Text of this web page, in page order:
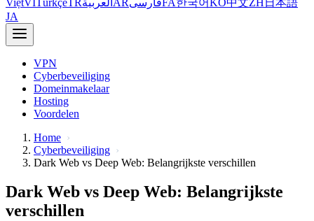
JA
VPN
Cyberbeveiliging
Domeinmakelaar
Hosting
Voordelen
Home
Cyberbeveiliging
Dark Web vs Deep Web: Belangrijkste verschillen
Dark Web vs Deep Web: Belangrijkste
verschillen